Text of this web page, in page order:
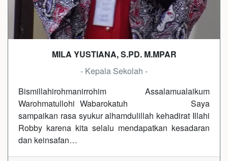
MILA YUSTIANA, S.PD. M.MPAR
- Kepala Sekolah -
Bismillahirohmanirrohim Assalamualaikum
Warohmatullohi Wabarokatuh Saya
sampaikan rasa syukur alhamdulillah kehadirat Illahi
Robby karena kita selalu mendapatkan kesadaran
dan keinsafan…